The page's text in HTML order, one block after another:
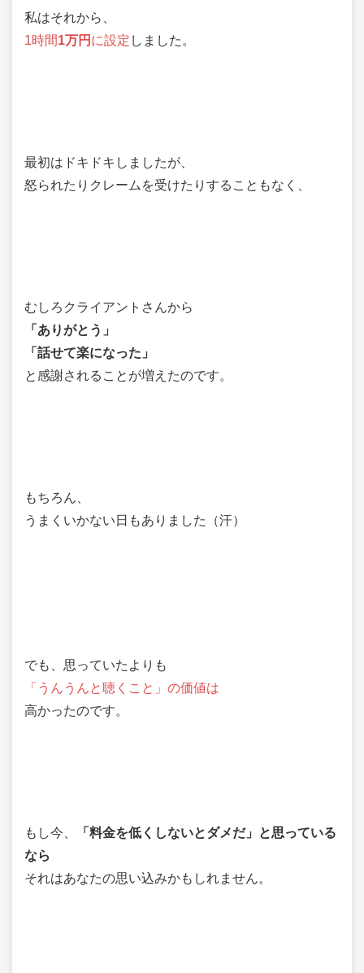
私はそれから、
1時間1万円 に設定 しました。
最初はドキドキしましたが、
怒られたりクレームを受けたりすることもなく、
むしろクライアントさんから
「ありがとう」
「話せて楽になった」
と感謝されることが増えたのです。
もちろん、
うまくいかない日もありました（汗）
でも、思っていたよりも
「うんうんと聴くこと」の価値は
高かったのです。
もし今、
「料金を低くしないとダメだ」と思っている
なら
それはあなたの思い込みかもしれません。